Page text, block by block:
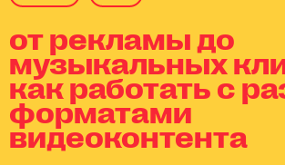
от рекламы до
музыкальных
как работать с
форматами
видеоконтента